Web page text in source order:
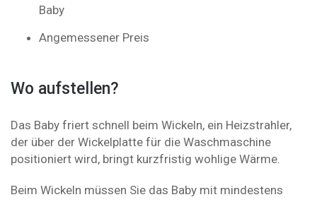
Baby
Angemessener Preis
Wo aufstellen?
Das Baby friert schnell beim Wickeln, ein Heizstrahler,
der über der Wickelplatte für die Waschmaschine
positioniert wird, bringt kurzfristig wohlige Wärme.
Beim Wickeln müssen Sie das Baby mit mindestens